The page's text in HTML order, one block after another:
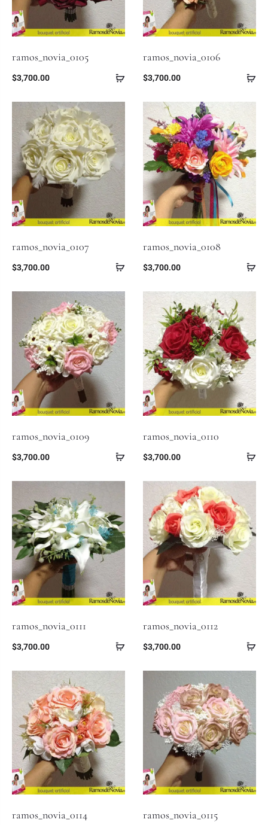
ramos_novia_0105
$3,700.00
ramos_novia_0106
$3,700.00
ramos_novia_0107
$3,700.00
ramos_novia_0108
$3,700.00
ramos_novia_0109
$3,700.00
ramos_novia_0110
$3,700.00
ramos_novia_0111
$3,700.00
ramos_novia_0112
$3,700.00
ramos_novia_0114 ramos_novia_0115